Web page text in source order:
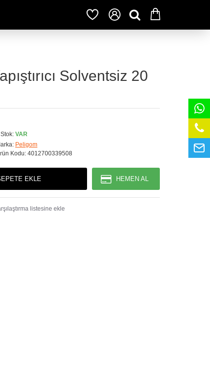
Solventsiz 20
Stok: VAR
Peligom
Kodu: 4012700339508
EKLE HEMEN AL
listesine ekle